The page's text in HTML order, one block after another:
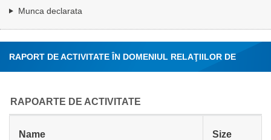
Munca declarata
RAPORT DE ACTIVITATE ÎN DOMENIUL RELAŢIILOR DE
RAPOARTE DE ACTIVITATE
Name Size